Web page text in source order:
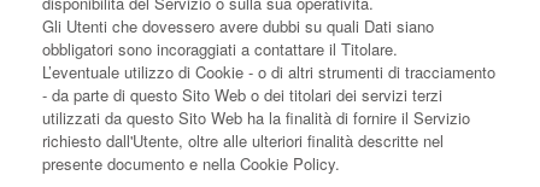
Gli Utenti che dovessero avere dubbi su quali Dati siano
obbligatori sono incoraggiati a contattare il Titolare.
L’eventuale utilizzo di Cookie - o di altri strumenti di tracciamento
- da parte di questo Sito Web o dei titolari dei servizi terzi
utilizzati da questo Sito Web ha la finalità di fornire il Servizio
richiesto dall'Utente, oltre alle ulteriori finalità descritte nel
presente documento e nella Cookie Policy.